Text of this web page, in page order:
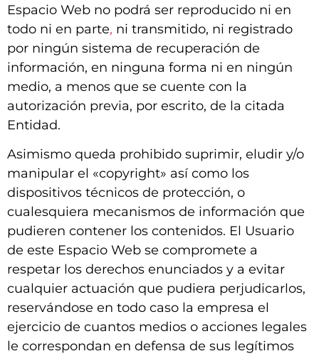
Espacio Web no podrá ser reproducido ni en
todo ni en parte, ni transmitido, ni registrado
por ningún sistema de recuperación de
información, en ninguna forma ni en ningún
medio, a menos que se cuente con la
autorización previa, por escrito, de la citada
Entidad.
Asimismo queda prohibido suprimir, eludir y/o
manipular el «copyright» así como los
dispositivos técnicos de protección, o
cualesquiera mecanismos de información que
pudieren contener los contenidos. El Usuario
de este Espacio Web se compromete a
respetar los derechos enunciados y a evitar
cualquier actuación que pudiera perjudicarlos,
reservándose en todo caso la empresa el
ejercicio de cuantos medios o acciones legales
le correspondan en defensa de sus legítimos